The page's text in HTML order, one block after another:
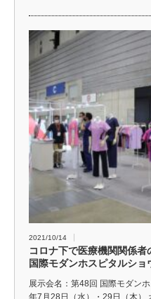
2021/10/14
コロナ下で医療機関関係
国際モダンホスピタルシ
展示会名：第48回 国際モダン
年7月28日（水）・29日（木）